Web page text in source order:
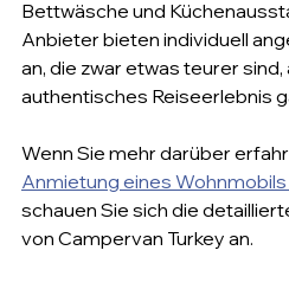
Bettwäsche und
Anbieter bieten individuell
an, die zwar etwas teurer sind,
authentisches Reiseerlebnis
Wenn Sie mehr darüber
Anmietung eines
schauen Sie sich die
von Campervan Turkey an.